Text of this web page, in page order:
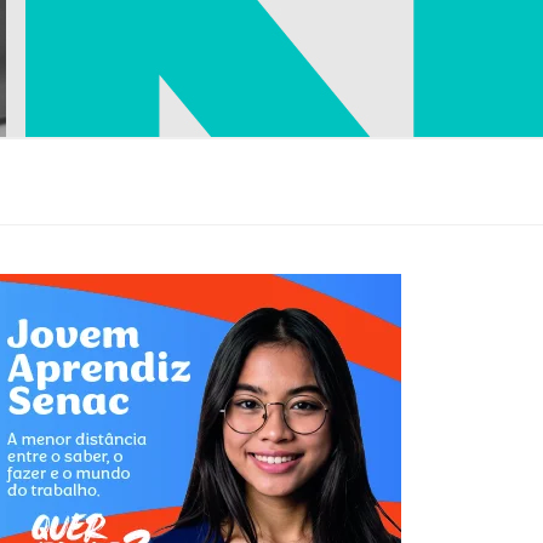
com planos individuais a partir de
vida com telemedicina por
destinado para o pequeno empreendedor.
combinam praticidade, acessibilidade e
um formato ideal para quem busca aprender, se
conhecimentos.